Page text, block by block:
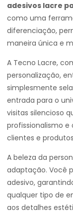
adesivos lacre
como uma
diferenciação,
maneira única e
A Tecno Lacre,
personalização,
simplesmente
entrada para o
visitas silencioso
profissionalismo e
clientes e
A beleza da
adaptação. Você
adesivo,
qualquer tipo de
aos detalhes